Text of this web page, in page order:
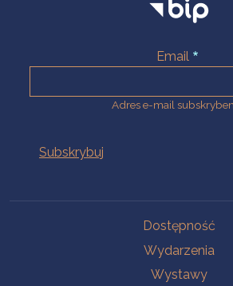
Email
Adres e-mail
Dostępność
Wydarzenia
Wystawy